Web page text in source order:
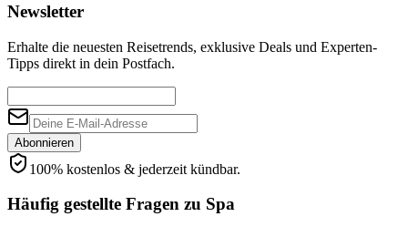
Newsletter
Erhalte die neuesten Reisetrends, exklusive Deals und Experten-
Tipps direkt in dein Postfach.
Abonnieren
100% kostenlos & jederzeit kündbar.
Häufig gestellte Fragen zu Spa